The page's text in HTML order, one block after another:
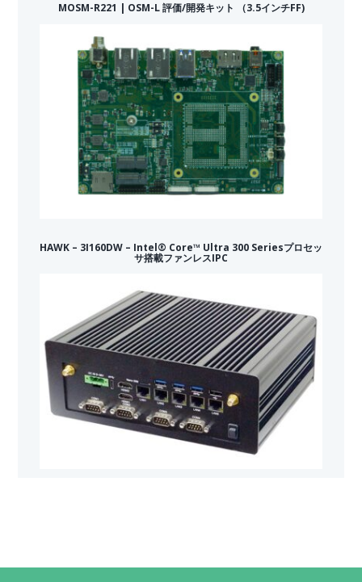
MOSM-R221 | OSM-L 評価/開発キット （3.5インチFF)
HAWK – 3I160DW – Intel® Core™ Ultra 300 Seriesプロセッ
サ搭載ファンレスIPC